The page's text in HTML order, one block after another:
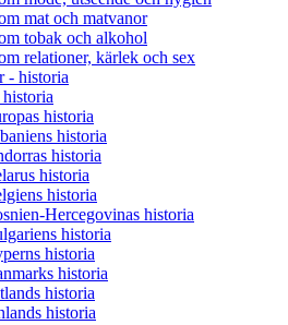
mat och matvanor
tobak och alkohol
relationer, kärlek och sex
- historia
historia
historia
historia
historia
historia
Hercegovinas historia
historia
historia
historia
historia
historia